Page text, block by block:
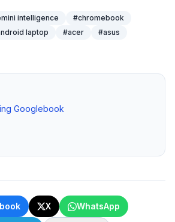
intelligence #chromebook
laptop #acer #asus
Googlebook
X WhatsApp